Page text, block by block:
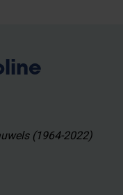
(1964-2022)